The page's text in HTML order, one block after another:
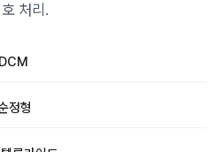
처리.
정형